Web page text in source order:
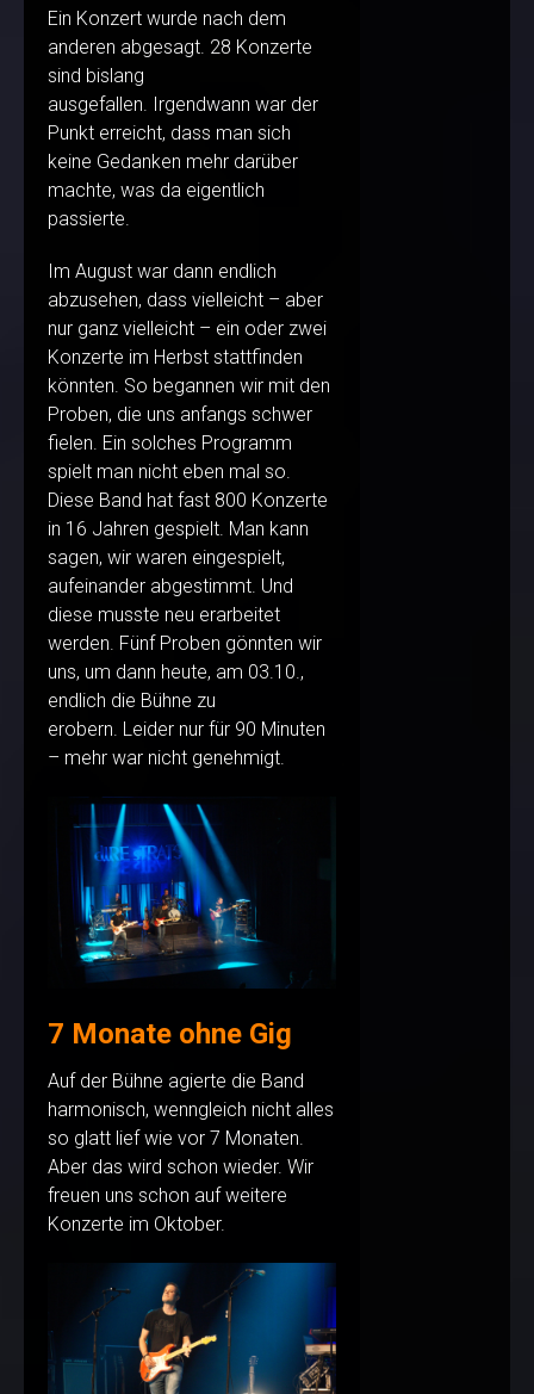
Ein Konzert wurde nach dem
anderen abgesagt. 28 Konzerte
sind bislang
ausgefallen. Irgendwann war der
Punkt erreicht, dass man sich
keine Gedanken mehr darüber
machte, was da eigentlich
passierte.
Im August war dann endlich
abzusehen, dass vielleicht – aber
nur ganz vielleicht – ein oder zwei
Konzerte im Herbst stattfinden
könnten. So begannen wir mit den
Proben, die uns anfangs schwer
fielen. Ein solches Programm
spielt man nicht eben mal so.
Diese Band hat fast 800 Konzerte
in 16 Jahren gespielt. Man kann
sagen, wir waren eingespielt,
aufeinander abgestimmt. Und
diese musste neu erarbeitet
werden. Fünf Proben gönnten wir
uns, um dann heute, am 03.10.,
endlich die Bühne zu
erobern. Leider nur für 90 Minuten
– mehr war nicht genehmigt.
7 Monate ohne Gig
Auf der Bühne agierte die Band
harmonisch, wenngleich nicht alles
so glatt lief wie vor 7 Monaten.
Aber das wird schon wieder. Wir
freuen uns schon auf weitere
Konzerte im Oktober.